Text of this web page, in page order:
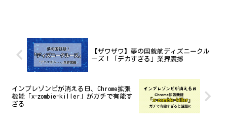
【ザワザワ】夢の国就航ディズニークル
ーズ！「デカすぎる」業界震撼
インプレゾンビが消える日、Chrome拡張
機能「x-zombie-killer」がガチで有能す
ぎる